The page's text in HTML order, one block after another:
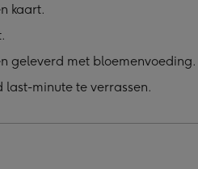
kaart.
geleverd met bloemenvoeding.
minute te verrassen.